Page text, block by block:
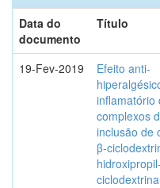
Data do
documento
Título
19-Fev-2019
Efeito anti-
inflamatório
complexos
inclusão de
β-
ciclodextrina